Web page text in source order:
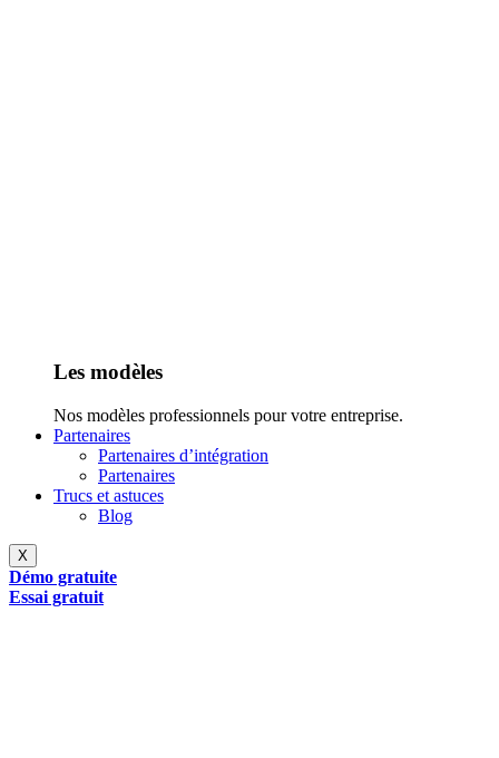
Les modèles
Nos modèles professionnels pour votre entreprise.
Partenaires
Partenaires d’intégration
Partenaires
Trucs et astuces
Blog
X
Démo gratuite
Essai gratuit